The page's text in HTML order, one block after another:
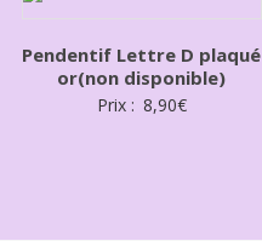
Pendentif Lettre D plaqué
or(non disponible)
Prix : 8,90€